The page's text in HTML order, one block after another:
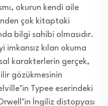
okurun kendi aile
çok kitaptaki
bilgi sahibi olmasıdır.
kılan okuma
karakterlerin gerçek,
gözükmesinin
Typee eserindeki
İngiliz distopyası